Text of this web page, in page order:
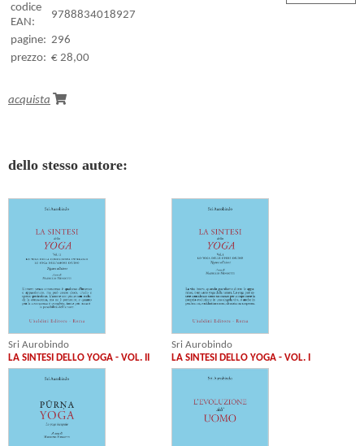
codice
EAN:
9788834018927
pagine: 296
prezzo: € 28,00
acquista
dello stesso autore:
Sri Aurobindo
LA SINTESI DELLO YOGA - VOL. II
Sri Aurobindo
LA SINTESI DELLO YOGA - VOL. I